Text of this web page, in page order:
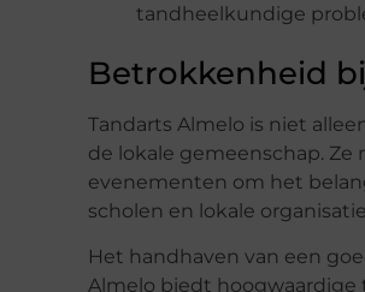
tandheelkundige
Betrokkenheid
Tandarts Almelo is niet
de lokale gemeenschap.
evenementen om het
scholen en lokale
Het handhaven van een
Almelo biedt hoogwaardige